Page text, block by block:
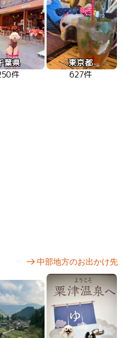
葉県
件
東京都
627件
中部地方のお出かけ先